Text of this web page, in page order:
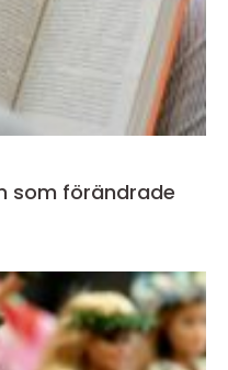
som förändrade